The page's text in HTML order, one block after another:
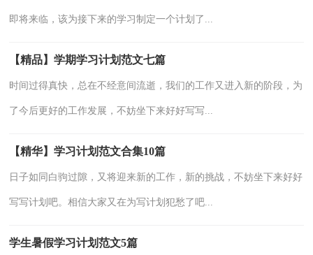
即将来临，该为接下来的学习制定一个计划了...
【精品】学期学习计划范文七篇
时间过得真快，总在不经意间流逝，我们的工作又进入新的阶段，为
了今后更好的工作发展，不妨坐下来好好写写...
【精华】学习计划范文合集10篇
日子如同白驹过隙，又将迎来新的工作，新的挑战，不妨坐下来好好
写写计划吧。相信大家又在为写计划犯愁了吧...
学生暑假学习计划范文5篇